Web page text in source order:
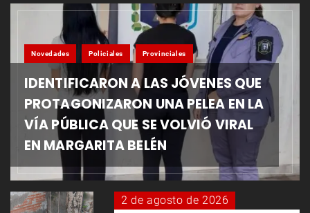
Novedades Policiales Provinciales
IDENTIFICARON A LAS JÓVENES QUE
PROTAGONIZARON UNA PELEA EN LA
VÍA PÚBLICA QUE SE VOLVIÓ VIRAL
EN MARGARITA BELÉN
2 de agosto de 2026